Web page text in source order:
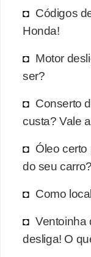
Códigos
Honda!
Motor
ser?
Conserto
custa? Vale
Óleo
do seu
Como
Ventoinha
desliga! O
o
m
r
a
r
c
r
r
o
i